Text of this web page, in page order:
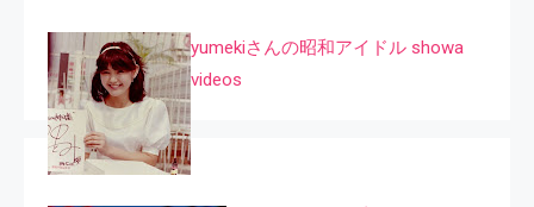
yumekiさんの昭和アイドル showa
videos